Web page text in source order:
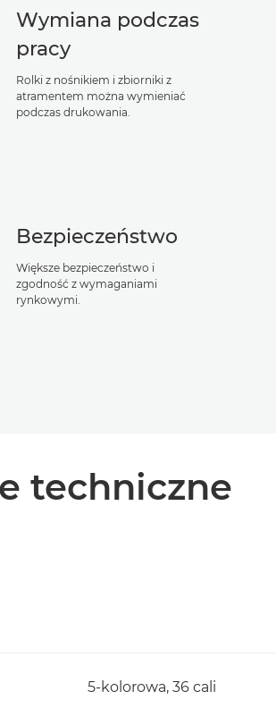
Wymiana podczas
pracy
Rolki z nośnikiem i zbiorniki z
atramentem można wymieniać
podczas drukowania.
Bezpieczeństwo
Większe bezpieczeństwo i
zgodność z wymaganiami
rynkowymi.
techniczne
5-kolorowa, 36 cali